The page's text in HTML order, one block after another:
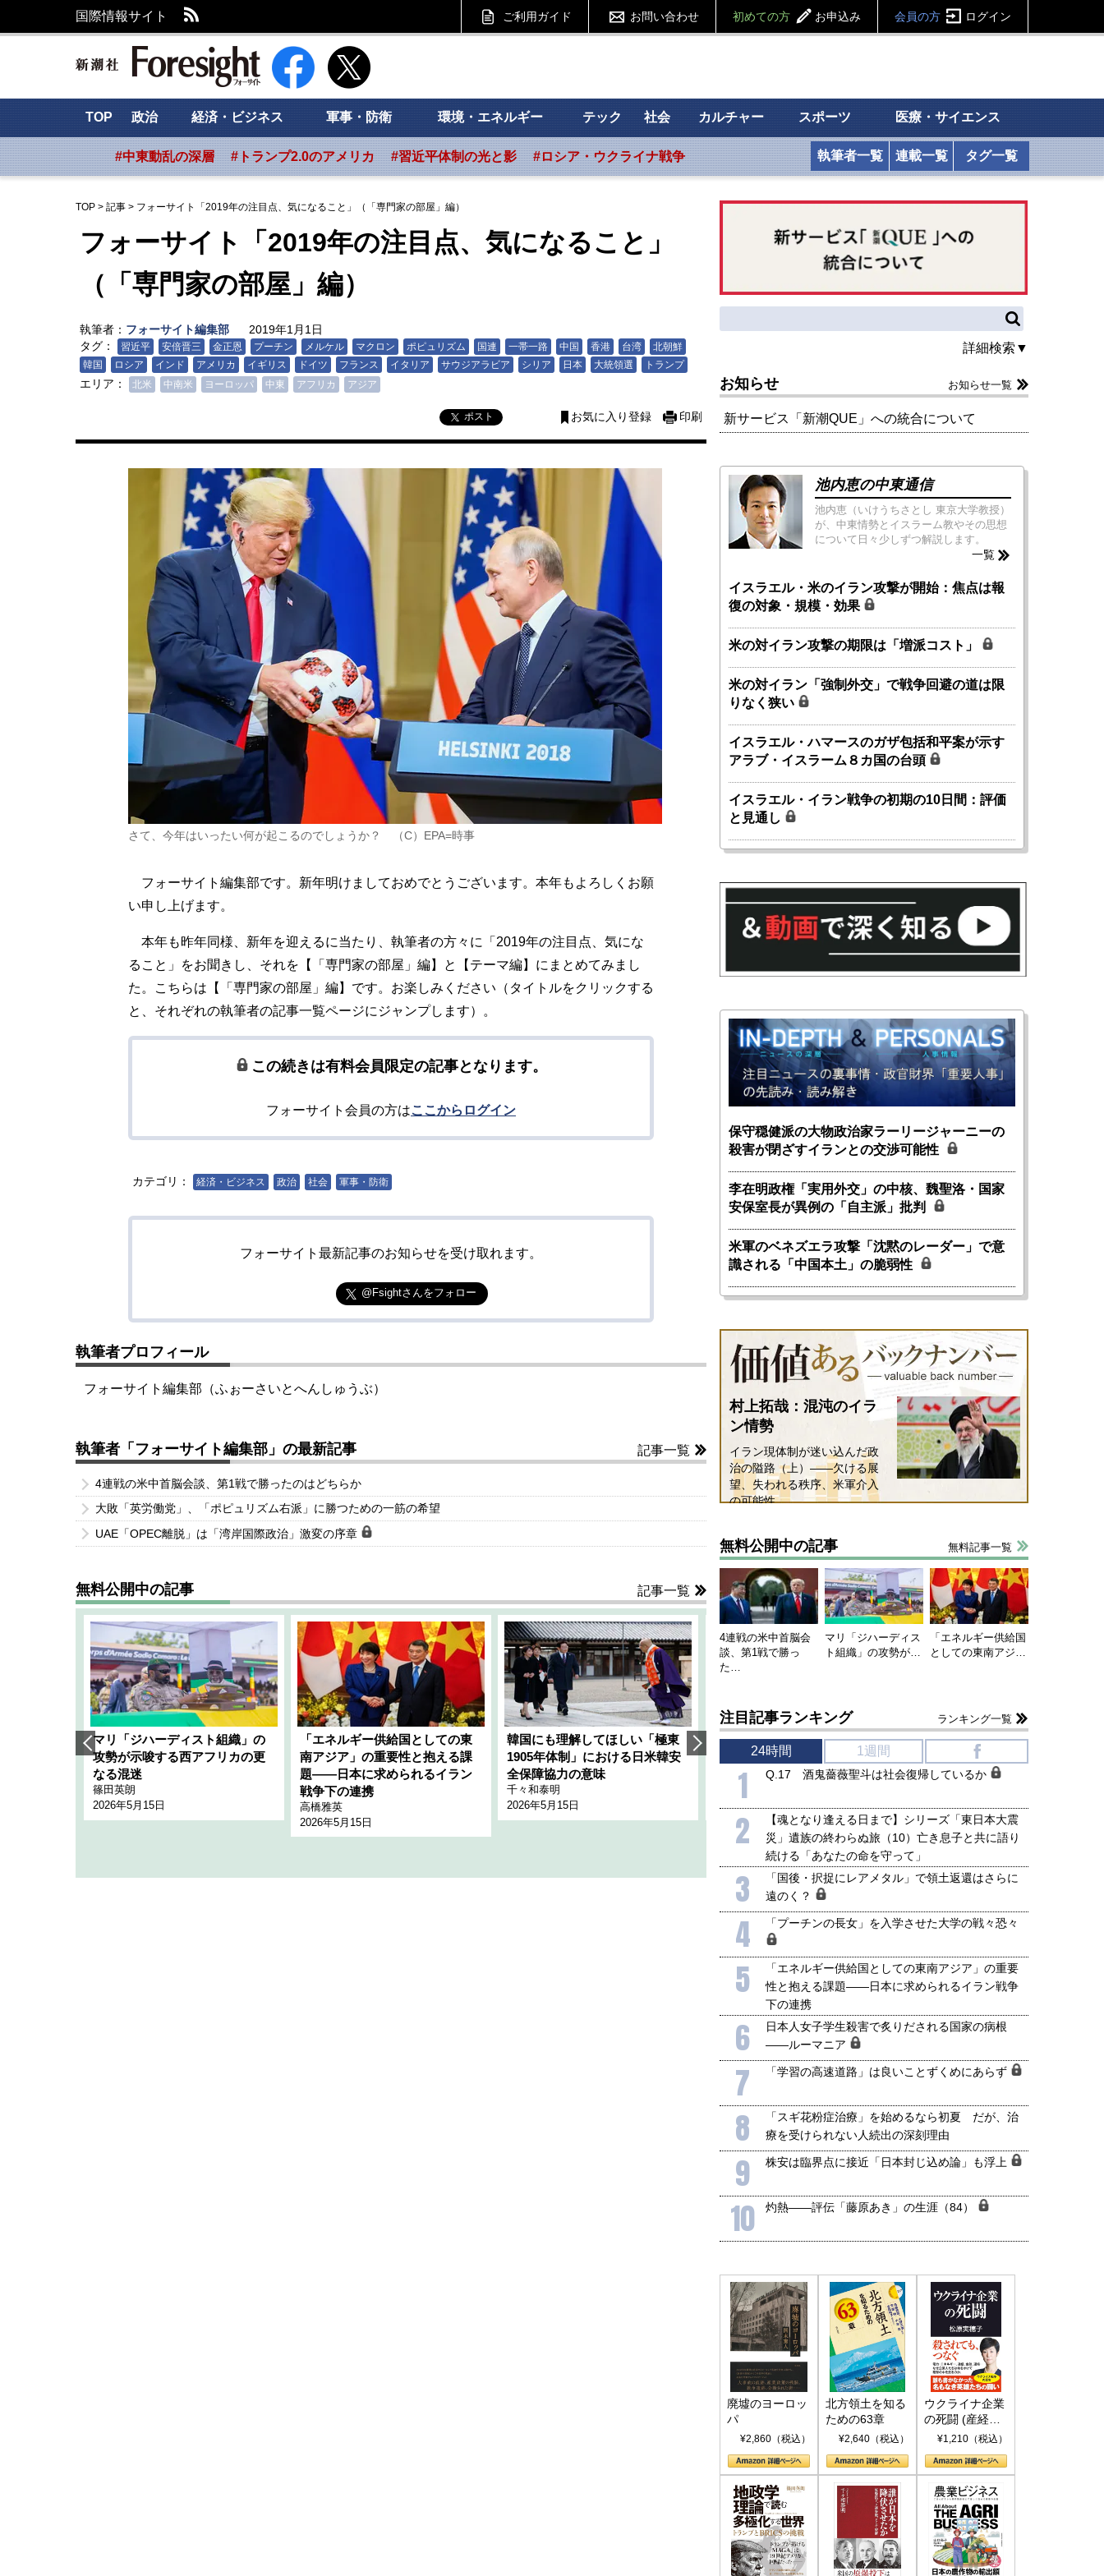
国際情報サイト ご利用ガイド お問い合わせ 初めての方 お申込み 会員の方 ログイン
新潮社 Foresight フォーサイト
TOP 政治 経済・ビジネス 軍事・防衛 環境・エネルギー テック 社会 カルチャー スポーツ 医療・サイエンス
#中東動乱の深層 #トランプ2.0のアメリカ #習近平体制の光と影 #ロシア・ウクライナ戦争 執筆者一覧 連載一覧 タグ一覧
TOP > 記事 > フォーサイト「2019年の注目点、気になること」（「専門家の部屋」編）
フォーサイト「2019年の注目点、気になること」
（「専門家の部屋」編）
執筆者： フォーサイト編集部
2019年1月1日
タグ：
習近平 安倍晋三 金正恩 プーチン メルケル マクロン ポピュリズム 国連 一帯一路 中国 香港 台湾
北朝鮮
韓国
ロシア インド アメリカ イギリス ドイツ フランス イタリア サウジアラビア シリア 日本 大統領選 トランプ
エリア： 北米 中南米 ヨーロッパ 中東 アフリカ アジア
ポスト お気に入り登録 印刷
さて、今年はいったい何が起こるのでしょうか？ （C）EPA=時事
フォーサイト編集部です。新年明けましておめでとうございます。本年もよろしくお願
い申し上げます。
本年も昨年同様、新年を迎えるに当たり、執筆者の方々に「2019年の注目点、気にな
ること」をお聞きし、それを【「専門家の部屋」編】と【テーマ編】にまとめてみまし
た。こちらは【「専門家の部屋」編】です。お楽しみください（タイトルをクリックする
と、それぞれの執筆者の記事一覧ページにジャンプします）。
この続きは有料会員限定の記事となります。
フォーサイト会員の方はここからログイン
カテゴリ： 経済・ビジネス 政治 社会 軍事・防衛
フォーサイト最新記事のお知らせを受け取れます。
@Fsightさんをフォロー
執筆者プロフィール
フォーサイト編集部（ふぉーさいとへんしゅうぶ）
執筆者「フォーサイト編集部」の最新記事 記事一覧
4連戦の米中首脳会談、第1戦で勝ったのはどちらか
大敗「英労働党」、「ポピュリズム右派」に勝つための一筋の希望
UAE「OPEC離脱」は「湾岸国際政治」激変の序章
無料公開中の記事 記事一覧
マリ「ジハーディスト組織」の
攻勢が示唆する西アフリカの更
なる混迷
篠田英朗
2026年5月15日
「エネルギー供給国としての東
南アジア」の重要性と抱える課
題――日本に求められるイラン
戦争下の連携
高橋雅英
2026年5月15日
韓国にも理解してほしい「極東
1905年体制」における日米韓安
全保障協力の意味
千々和泰明
2026年5月15日
ホルムズ海峡危機で加速したエ
ネルギー転換が「中国依存」に
行き着くリスク
2026年5月14日
「米国のようには振る舞えない
中国」に方針転換を選ばせては
ならない
2026年5月12日
詳細検索▼
お知らせ お知らせ一覧
新サービス「新潮QUE」への統合について
池内恵の中東通信
池内恵（いけうちさとし 東京大学教授）
が、中東情勢とイスラーム教やその思想
について日々少しずつ解説します。
一覧
イスラエル・米のイラン攻撃が開始：焦点は報
復の対象・規模・効果
米の対イラン攻撃の期限は「増派コスト」
米の対イラン「強制外交」で戦争回避の道は限
りなく狭い
イスラエル・ハマースのガザ包括和平案が示す
アラブ・イスラーム８カ国の台頭
イスラエル・イラン戦争の初期の10日間：評価
と見通し
保守穏健派の大物政治家ラーリージャーニーの
殺害が閉ざすイランとの交渉可能性
李在明政権「実用外交」の中核、魏聖洛・国家
安保室長が異例の「自主派」批判
米軍のベネズエラ攻撃「沈黙のレーダー」で意
識される「中国本土」の脆弱性
村上拓哉：混沌のイラ
ン情勢
イラン現体制が迷い込んだ政
治の隘路（上）――欠ける展
望、失われる秩序、米軍介入
の可能性
無料公開中の記事 無料記事一覧
4連戦の米中首脳会
談、第1戦で勝っ
た…
マリ「ジハーディス
ト組織」の攻勢が…
「エネルギー供給国
としての東南アジ…
注目記事ランキング ランキング一覧
24時間 1週間
1 Q.17 酒鬼薔薇聖斗は社会復帰しているか
2
【魂となり逢える日まで】シリーズ「東日本大震
災」遺族の終わらぬ旅（10）亡き息子と共に語り
続ける「あなたの命を守って」
3
「国後・択捉にレアメタル」で領土返還はさらに
遠のく？
4 「プーチンの長女」を入学させた大学の戦々恐々
5
「エネルギー供給国としての東南アジア」の重要
性と抱える課題――日本に求められるイラン戦争
下の連携
6
日本人女子学生殺害で炙りだされる国家の病根
――ルーマニア
7 「学習の高速道路」は良いことずくめにあらず
8
「スギ花粉症治療」を始めるなら初夏 だが、治
療を受けられない人続出の深刻理由
9 株安は臨界点に接近「日本封じ込め論」も浮上
10 灼熱――評伝「藤原あき」の生涯（84）
廃墟のヨーロッ
パ
¥2,860（税込）
北方領土を知る
ための63章
¥2,640（税込）
ウクライナ企業
の死闘 (産経セ
レクト S 039)
¥1,210（税込）